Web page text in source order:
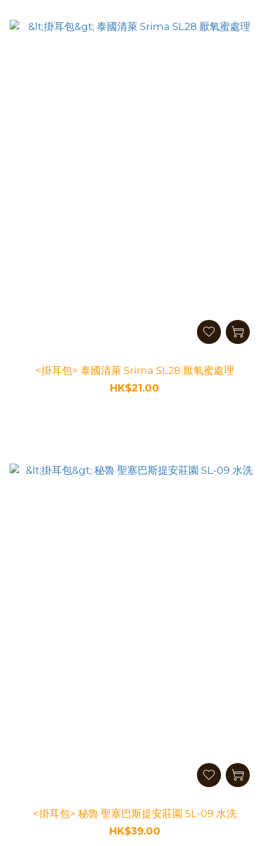
<掛耳包> 泰國清萊 Srima SL28 厭氧蜜處理
HK$21.00
<掛耳包> 秘魯 聖塞巴斯提安莊園 SL-09 水洗
HK$39.00